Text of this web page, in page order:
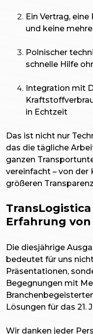
Ein Vertrag,
und keine
Polnischer
schnelle Hilfe
Integration mit
in Echtzeit
Das ist nicht nur
das die tägliche
ganzen
vereinfacht – von der
größeren
TransLogistica
Erfahrung
Die diesjährige
bedeutet für uns
Präsentationen,
Begegnungen mit
Lösungen für das 21.
Wir danken jeder